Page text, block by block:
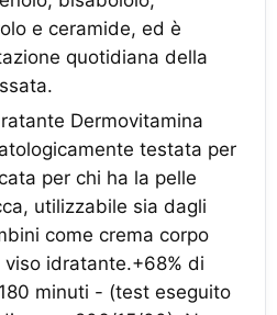
e ceramide, ed è
quotidiana della
Dermovitamina
testata per
per chi ha la pelle
utilizzabile sia dagli
come crema corpo
idratante.+68% di
minuti - (test eseguito